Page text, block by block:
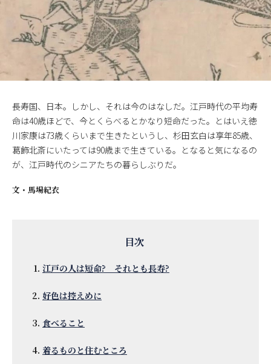
長寿国、日本。しかし、それは今のはなしだ。江戸時代の平均寿
命は40歳ほどで、今とくらべるとかなり短命だった。とはいえ徳
川家康は73歳くらいまで生きたというし、杉田玄白は享年85歳、
葛飾北斎にいたっては90歳まで生きている。となると気になるの
が、江戸時代のシニアたちの暮らしぶりだ。
文・ 馬場紀衣
江戸の人は短命? それとも長寿?
好色は控えめに
食べること
着るものと住むところ